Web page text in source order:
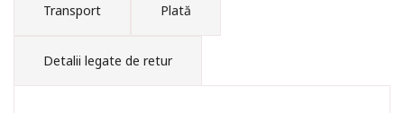
Transport Plată
Detalii legate de retur